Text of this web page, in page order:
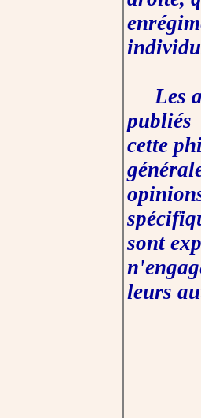
Les
publiés
cette
sont
leurs